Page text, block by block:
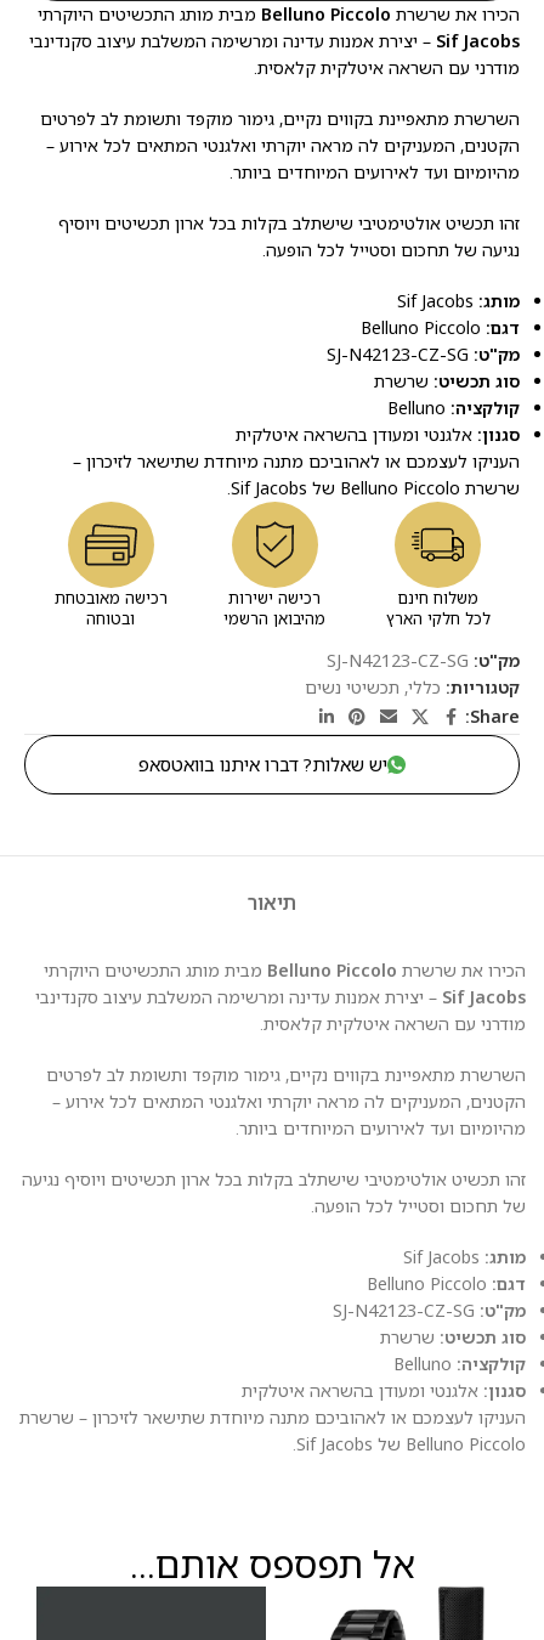
הכירו את שרשרת Belluno Piccolo מבית מותג התכשיטים היוקרתי
Sif Jacobs – יצירת אמנות עדינה ומרשימה המשלבת עיצוב סקנדינבי
מודרני עם השראה איטלקית קלאסית.
השרשרת מתאפיינת בקווים נקיים, גימור מוקפד ותשומת לב לפרטים
הקטנים, המעניקים לה מראה יוקרתי ואלגנטי המתאים לכל אירוע –
מהיומיום ועד לאירועים המיוחדים ביותר.
זהו תכשיט אולטימטיבי שישתלב בקלות בכל ארון תכשיטים ויוסיף
נגיעה של תחכום וסטייל לכל הופעה.
מותג:
דגם:
מק"ט:
סוג תכשיט: שרשרת
קולקציה:
סגנון: אלגנטי ומעודן בהשראה איטלקית
העניקו לעצמכם או לאהוביכם מתנה מיוחדת שתישאר לזיכרון –
שרשרת Belluno Piccolo של Sif Jacobs.
משלוח חינם
לכל חלקי הארץ
רכישה ישירות
מהיבואן הרשמי
רכישה מאובטחת
ובטוחה
מק"ט: SJ-N42123-CZ-SG
קטגוריות: כללי, תכשיטי נשים
Share:
יש שאלות? דברו איתנו בוואטסאפ
תיאור
הכירו את שרשרת Belluno Piccolo מבית מותג התכשיטים היוקרתי
Sif Jacobs – יצירת אמנות עדינה ומרשימה המשלבת עיצוב סקנדינבי
מודרני עם השראה איטלקית קלאסית.
השרשרת מתאפיינת בקווים נקיים, גימור מוקפד ותשומת לב לפרטים
הקטנים, המעניקים לה מראה יוקרתי ואלגנטי המתאים לכל אירוע –
מהיומיום ועד לאירועים המיוחדים ביותר.
זהו תכשיט אולטימטיבי שישתלב בקלות בכל ארון תכשיטים ויוסיף נגיעה
של תחכום וסטייל לכל הופעה.
מותג:
דגם:
מק"ט:
סוג תכשיט: שרשרת
קולקציה:
סגנון: אלגנטי ומעודן בהשראה איטלקית
העניקו לעצמכם או לאהוביכם מתנה מיוחדת שתישאר לזיכרון – שרשרת
Belluno Piccolo של Sif Jacobs.
אל תפספס אותם...